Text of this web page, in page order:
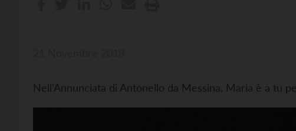
Nell’Annunciata di Antonello da Messina, Maria è a tu